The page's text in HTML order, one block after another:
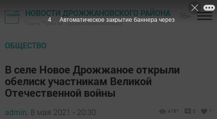
НОВОСТИ ДРОЖЖАНОВСКОГО РАЙОНА
Газета "Туган як" - Дрожжановский район
ОБЩЕСТВО
В селе Новое Дрожжаное открыли
обелиск участникам Великой
Отечественной войны
admin, 8 мая 2021 - 20:30 4181 0 1
3 Автоматическое закрытие баннера через